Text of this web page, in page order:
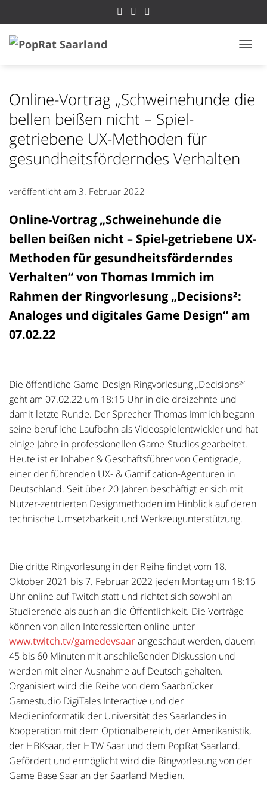
Online-Vortrag „Schweinehunde die
bellen beißen nicht – Spiel-
getriebene UX-Methoden für
gesundheitsförderndes Verhalten
veröffentlicht am 3. Februar 2022
Online-Vortrag „Schweinehunde die
bellen beißen nicht – Spiel-getriebene UX-
Methoden für gesundheitsförderndes
Verhalten“ von Thomas Immich im
Rahmen der Ringvorlesung „Decisions²:
Analoges und digitales Game Design“ am
07.02.22
Die öffentliche Game-Design-Ringvorlesung „Decisions²“
geht am 07.02.22 um 18:15 Uhr in die dreizehnte und
damit letzte Runde. Der Sprecher Thomas Immich begann
seine berufliche Laufbahn als Videospielentwickler und hat
einige Jahre in professionellen Game-Studios gearbeitet.
Heute ist er Inhaber & Geschäftsführer von Centigrade,
einer der führenden UX- & Gamification-Agenturen in
Deutschland. Seit über 20 Jahren beschäftigt er sich mit
Nutzer-zentrierten Designmethoden im Hinblick auf deren
technische Umsetzbarkeit und Werkzeugunterstützung.
Die dritte Ringvorlesung in der Reihe findet vom 18.
Oktober 2021 bis 7. Februar 2022 jeden Montag um 18:15
Uhr online auf Twitch statt und richtet sich sowohl an
Studierende als auch an die Öffentlichkeit. Die Vorträge
können von allen Interessierten online unter
www.twitch.tv/gamedevsaarangeschaut werden, dauern
45 bis 60 Minuten mit anschließender Diskussion und
werden mit einer Ausnahme auf Deutsch gehalten.
Organisiert wird die Reihe von dem Saarbrücker
Gamestudio DigiTales Interactive und der
Medieninformatik der Universität des Saarlandes in
Kooperation mit dem Optionalbereich, der Amerikanistik,
der HBKsaar, der HTW Saar und dem PopRat Saarland.
Gefördert und ermöglicht wird die Ringvorlesung von der
Game Base Saar an der Saarland Medien.